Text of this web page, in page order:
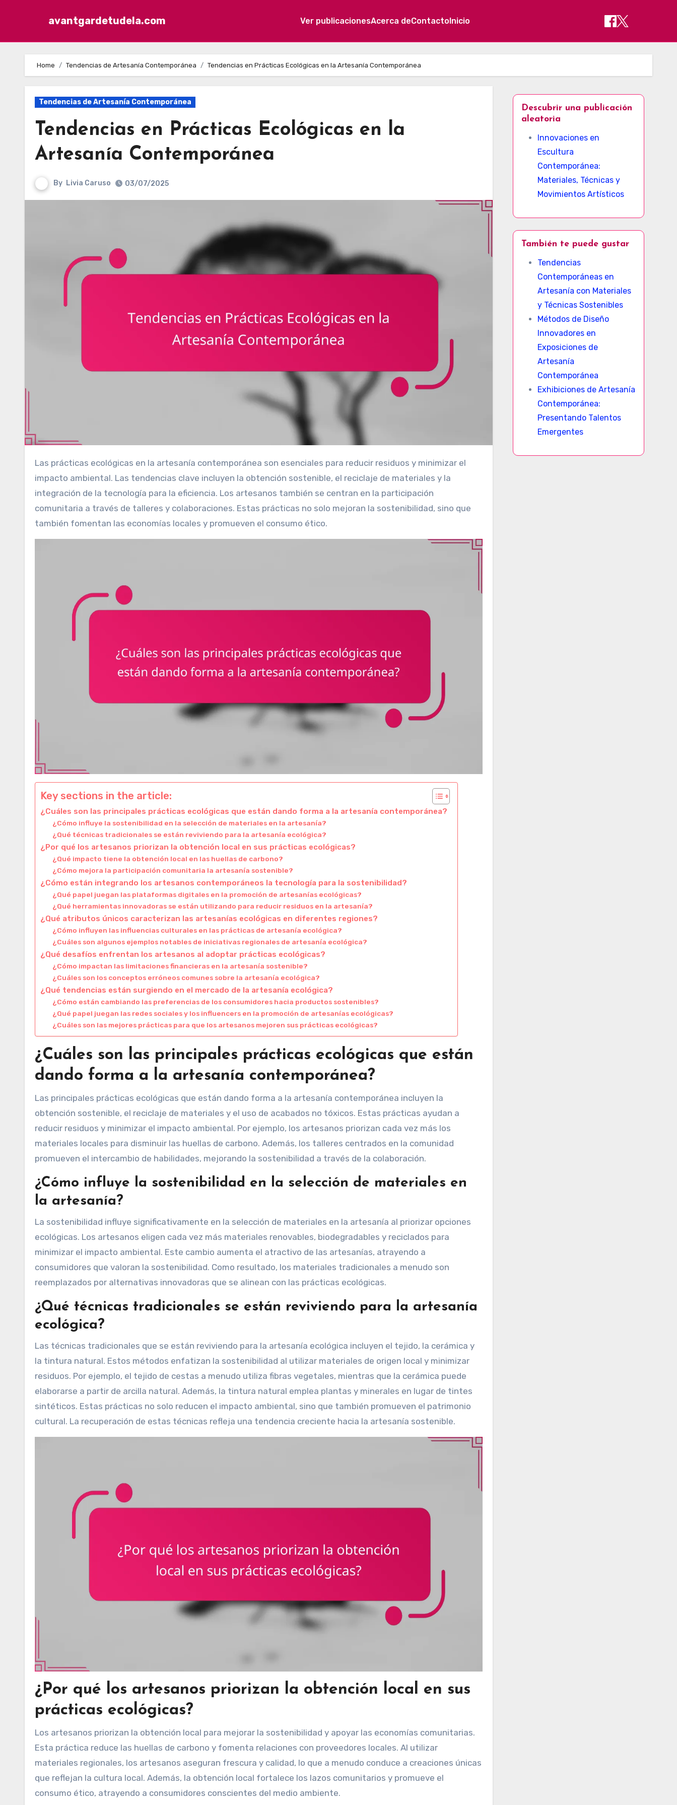
avantgardetudela.com Ver publicacionesAcerca deContactoInicio
Home Tendencias de Artesanía Contemporánea Tendencias en Prácticas Ecológicas en la Artesanía Contemporánea
Tendencias de Artesanía Contemporánea
Tendencias en Prácticas Ecológicas en la
Artesanía Contemporánea
By Livia Caruso 03/07/2025
Las prácticas ecológicas en la artesanía contemporánea son esenciales para reducir residuos y minimizar el
impacto ambiental. Las tendencias clave incluyen la obtención sostenible, el reciclaje de materiales y la
integración de la tecnología para la eficiencia. Los artesanos también se centran en la participación
comunitaria a través de talleres y colaboraciones. Estas prácticas no solo mejoran la sostenibilidad, sino que
también fomentan las economías locales y promueven el consumo ético.
Key sections in the article:
¿Cuáles son las principales prácticas ecológicas que están dando forma a la artesanía contemporánea?
¿Cómo influye la sostenibilidad en la selección de materiales en la artesanía?
¿Qué técnicas tradicionales se están reviviendo para la artesanía ecológica?
¿Por qué los artesanos priorizan la obtención local en sus prácticas ecológicas?
¿Qué impacto tiene la obtención local en las huellas de carbono?
¿Cómo mejora la participación comunitaria la artesanía sostenible?
¿Cómo están integrando los artesanos contemporáneos la tecnología para la sostenibilidad?
¿Qué papel juegan las plataformas digitales en la promoción de artesanías ecológicas?
¿Qué herramientas innovadoras se están utilizando para reducir residuos en la artesanía?
¿Qué atributos únicos caracterizan las artesanías ecológicas en diferentes regiones?
¿Cómo influyen las influencias culturales en las prácticas de artesanía ecológica?
¿Cuáles son algunos ejemplos notables de iniciativas regionales de artesanía ecológica?
¿Qué desafíos enfrentan los artesanos al adoptar prácticas ecológicas?
¿Cómo impactan las limitaciones financieras en la artesanía sostenible?
¿Cuáles son los conceptos erróneos comunes sobre la artesanía ecológica?
¿Qué tendencias están surgiendo en el mercado de la artesanía ecológica?
¿Cómo están cambiando las preferencias de los consumidores hacia productos sostenibles?
¿Qué papel juegan las redes sociales y los influencers en la promoción de artesanías ecológicas?
¿Cuáles son las mejores prácticas para que los artesanos mejoren sus prácticas ecológicas?
¿Cuáles son las principales prácticas ecológicas que están
dando forma a la artesanía contemporánea?
Las principales prácticas ecológicas que están dando forma a la artesanía contemporánea incluyen la
obtención sostenible, el reciclaje de materiales y el uso de acabados no tóxicos. Estas prácticas ayudan a
reducir residuos y minimizar el impacto ambiental. Por ejemplo, los artesanos priorizan cada vez más los
materiales locales para disminuir las huellas de carbono. Además, los talleres centrados en la comunidad
promueven el intercambio de habilidades, mejorando la sostenibilidad a través de la colaboración.
¿Cómo influye la sostenibilidad en la selección de materiales en
la artesanía?
La sostenibilidad influye significativamente en la selección de materiales en la artesanía al priorizar opciones
ecológicas. Los artesanos eligen cada vez más materiales renovables, biodegradables y reciclados para
minimizar el impacto ambiental. Este cambio aumenta el atractivo de las artesanías, atrayendo a
consumidores que valoran la sostenibilidad. Como resultado, los materiales tradicionales a menudo son
reemplazados por alternativas innovadoras que se alinean con las prácticas ecológicas.
¿Qué técnicas tradicionales se están reviviendo para la artesanía
ecológica?
Las técnicas tradicionales que se están reviviendo para la artesanía ecológica incluyen el tejido, la cerámica y
la tintura natural. Estos métodos enfatizan la sostenibilidad al utilizar materiales de origen local y minimizar
residuos. Por ejemplo, el tejido de cestas a menudo utiliza fibras vegetales, mientras que la cerámica puede
elaborarse a partir de arcilla natural. Además, la tintura natural emplea plantas y minerales en lugar de tintes
sintéticos. Estas prácticas no solo reducen el impacto ambiental, sino que también promueven el patrimonio
cultural. La recuperación de estas técnicas refleja una tendencia creciente hacia la artesanía sostenible.
¿Por qué los artesanos priorizan la obtención local en sus
prácticas ecológicas?
Los artesanos priorizan la obtención local para mejorar la sostenibilidad y apoyar las economías comunitarias.
Esta práctica reduce las huellas de carbono y fomenta relaciones con proveedores locales. Al utilizar
materiales regionales, los artesanos aseguran frescura y calidad, lo que a menudo conduce a creaciones únicas
que reflejan la cultura local. Además, la obtención local fortalece los lazos comunitarios y promueve el
consumo ético, atrayendo a consumidores conscientes del medio ambiente.
Descubrir una publicación
aleatoria
Innovaciones en
Escultura
Contemporánea:
Materiales, Técnicas y
Movimientos Artísticos
También te puede gustar
Tendencias
Contemporáneas en
Artesanía con Materiales
y Técnicas Sostenibles
Métodos de Diseño
Innovadores en
Exposiciones de
Artesanía
Contemporánea
Exhibiciones de Artesanía
Contemporánea:
Presentando Talentos
Emergentes